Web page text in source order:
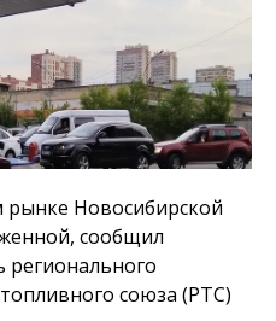
Новосибирской
сообщил
союза (РТС)